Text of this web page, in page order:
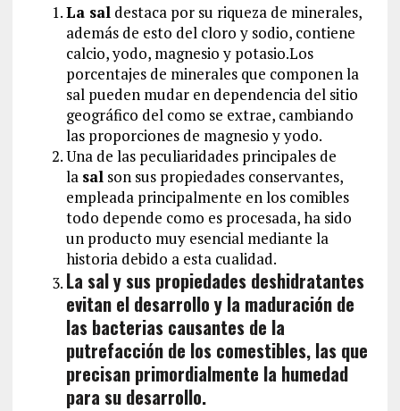
La saldestaca por su riqueza de minerales,
además de esto del cloro y sodio, contiene
calcio, yodo, magnesio y potasio.Los
porcentajes de minerales que componen la
sal pueden mudar en dependencia del sitio
geográfico del como se extrae, cambiando
las proporciones de magnesio y yodo.
Una de las peculiaridades principales de
la salson sus propiedades conservantes,
empleada principalmente en los comibles
todo depende como es procesada, ha sido
un producto muy esencial mediante la
historia debido a esta cualidad.
La sal y sus propiedades deshidratantes
evitan el desarrollo y la maduración de
las bacterias causantes de la
putrefacción de los comestibles, las que
precisan primordialmente la humedad
para su desarrollo.